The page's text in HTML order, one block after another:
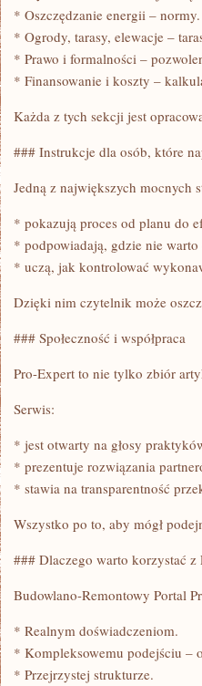
* Oszczędzanie energii – normy.
* Ogrody, tarasy, elewacje –
* Prawo i formalności –
* Finansowanie i koszty –
Każda z tych sekcji jest
### Instrukcje dla osób, które
Jedną z największych mocnych
* pokazują proces od planu do
* podpowiadają, gdzie nie warto
* uczą, jak kontrolować
Dzięki nim czytelnik może
### Społeczność i współpraca
Pro-Expert to nie tylko zbiór
Serwis:
* jest otwarty na głosy
* prezentuje rozwiązania
* stawia na transparentność
Wszystko po to, aby mógł
### Dlaczego warto korzystać z
Budowlano-Remontowy Portal
* Realnym doświadczeniom.
* Kompleksowemu podejściu –
* Przejrzystej strukturze.